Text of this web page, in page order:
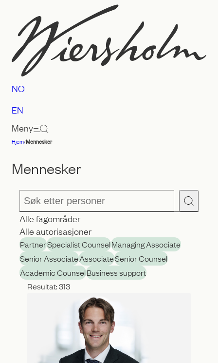
innhold
Advokatfirmaet
Wiersholm
NO
EN
Meny
Hjem/Mennesker
Mennesker
Søk
A
l
l
e
A
l
l
e
PartnerSpecialist CounselManaging Associate
Senior AssociateAssociateSenior Counsel
Academic CounselBusiness support
Resultat: 313